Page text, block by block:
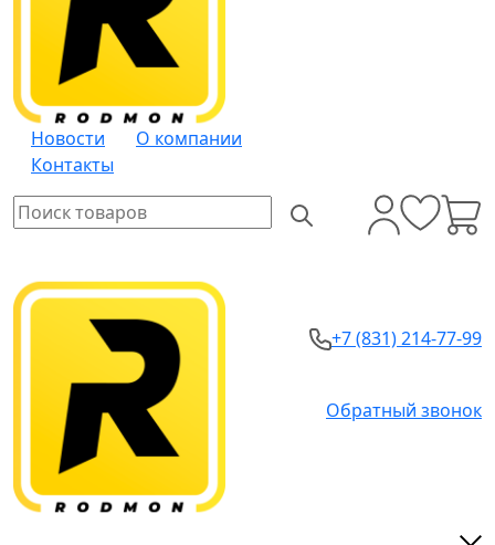
Новости
О компании
Контакты
+7 (831) 214-77-99
Обратный звонок